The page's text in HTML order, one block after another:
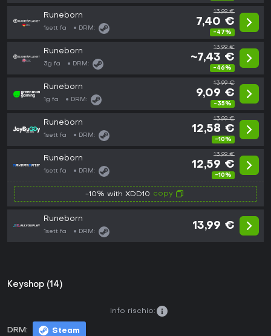
Runeborn
1sett fa DRM:
13,99 €
7,40 €
-47%
Runeborn
3g fa DRM:
13,99 €
~7,43 €
-46%
Runeborn
1g fa DRM:
13,99 €
9,09 €
-35%
Runeborn
1sett fa DRM:
13,99 €
12,58 €
-10%
Runeborn
1sett fa DRM:
13,99 €
12,59 €
-10%
-10% with XDD10 copy
Runeborn
1sett fa DRM:
13,99 €
Keyshop (14)
DRM: Steam
Info rischio: